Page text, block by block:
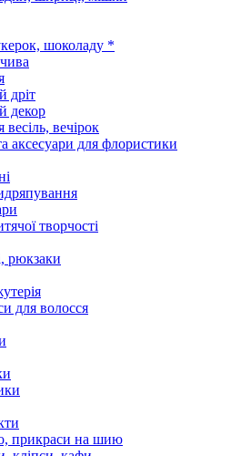
шоколаду *
дріт
декор
вечірок
аксесуари для флористики
творчості
рюкзаки
для волосся
прикраси на шию